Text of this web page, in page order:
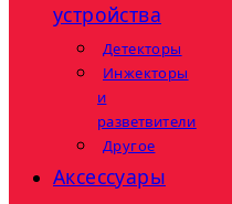
устройства
Детекторы
Инжекторы
и
разветвители
Другое
Аксессуары